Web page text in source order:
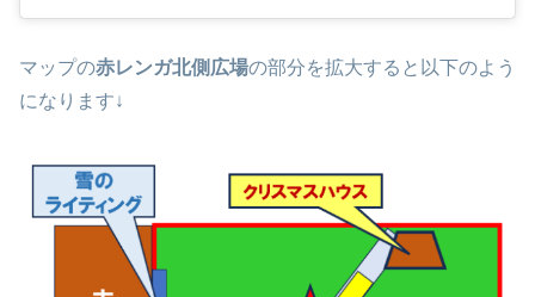
マップの赤レンガ北側広場の部分を拡大すると以下のよう
になります↓